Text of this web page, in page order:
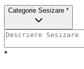
Categorie Sesizare *
*